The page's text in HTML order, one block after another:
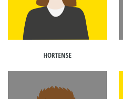
HORTENSE